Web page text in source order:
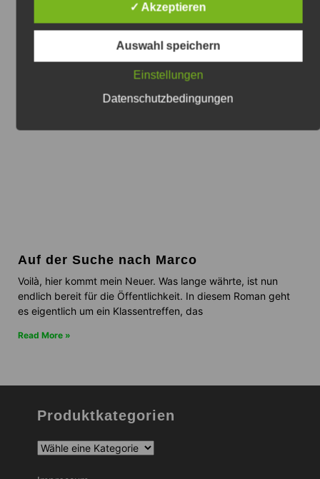
Auf der Suche nach Marco
Voilà, hier kommt mein Neuer. Was lange währte, ist nun
endlich bereit für die Öffentlichkeit. In diesem Roman geht
es eigentlich um ein Klassentreffen, das
Read More »
Produktkategorien
✓ Akzeptieren
Auswahl speichern
Einstellungen
Datenschutzbedingungen